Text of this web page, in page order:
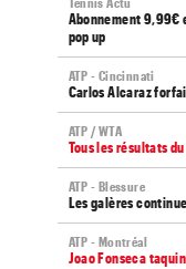
Tennis Actu
Abonnement 9,99€
pop up
ATP - Cincinnati
Carlos Alcaraz
ATP / WTA
Tous les résultats
ATP - Blessure
Les galères
ATP - Montréal
Joao Fonseca